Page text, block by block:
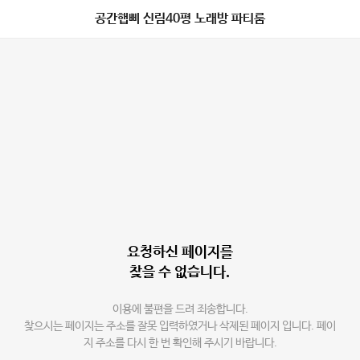
공간햅삐 신림40평 노래방 파티룸
요청하신 페이지를
찾을 수 없습니다.
이용에 불편을 드려 죄송합니다.
찾으시는 페이지는 주소를 잘못 입력하였거나 삭제된 페이지 입니다. 페이
지 주소를 다시 한 번 확인해 주시기 바랍니다.